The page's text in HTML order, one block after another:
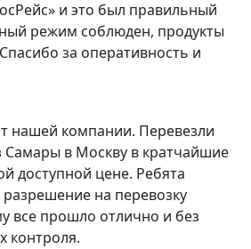
и это был правильный
режим соблюден, продукты
за оперативность и
нашей компании. Перевезли
в Москву в кратчайшие
доступной цене. Ребята
на перевозку
все прошло отлично и без
контроля.